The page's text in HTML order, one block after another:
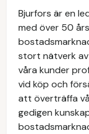
Bjurfors är en
med över 50
stort nätverk av
våra kunder
vid köp och
att överträffa
gedigen